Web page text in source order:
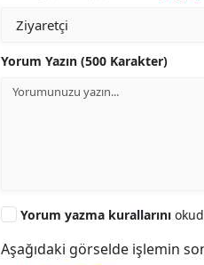
Yorum Yazın (500 Karakter)
Yorum yazma kurallarını
Aşağıdaki görselde işlemin